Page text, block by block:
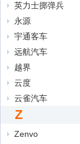
英力士掷弹兵
永源
宇通客车
远航汽车
越界
云度
云雀汽车
Z
Zenvo